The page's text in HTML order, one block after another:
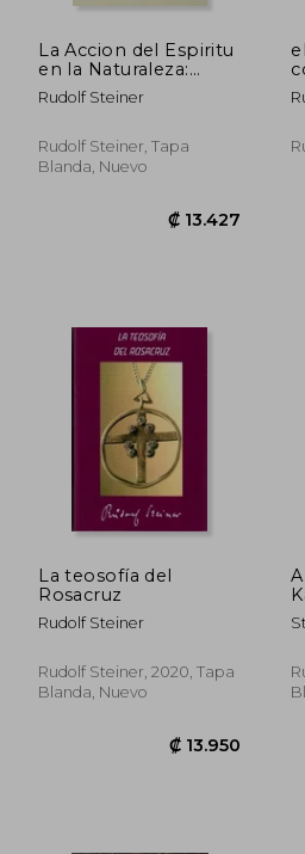
La Accion del Espiritu
en la Naturaleza:
Conferencias a los
Trabajadores del
Rudolf Steiner
Rudolf Steiner, Tapa
Blanda, Nuevo
La teosofía del
Rosacruz
Rudolf Steiner
Rudolf Steiner, 2020, Tapa
Blanda, Nuevo